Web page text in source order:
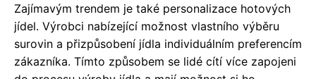
Zajímavým trendem je také personalizace hotových
jídel. Výrobci nabízející možnost vlastního výběru
surovin a přizpůsobení jídla individuálním preferencím
zákazníka. Tímto způsobem se lidé cítí více zapojeni